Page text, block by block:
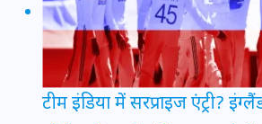
टीम इंडिया में सरप्राइज एंट्री?